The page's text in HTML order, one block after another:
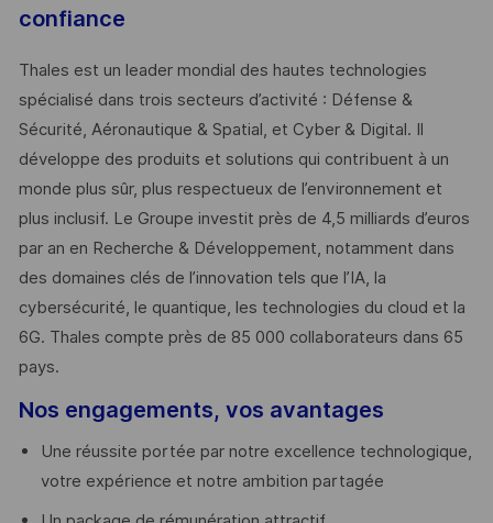
confiance
Thales est un leader mondial des hautes technologies
spécialisé dans trois secteurs d’activité : Défense &
Sécurité, Aéronautique & Spatial, et Cyber & Digital. Il
développe des produits et solutions qui contribuent à un
monde plus sûr, plus respectueux de l’environnement et
plus inclusif. Le Groupe investit près de 4,5 milliards d’euros
par an en Recherche & Développement, notamment dans
des domaines clés de l’innovation tels que l’IA, la
cybersécurité, le quantique, les technologies du cloud et la
6G. Thales compte près de 85 000 collaborateurs dans 65
pays. ​
Nos engagements, vos avantages
Une réussite portée par notre excellence technologique,
votre expérience et notre ambition partagée